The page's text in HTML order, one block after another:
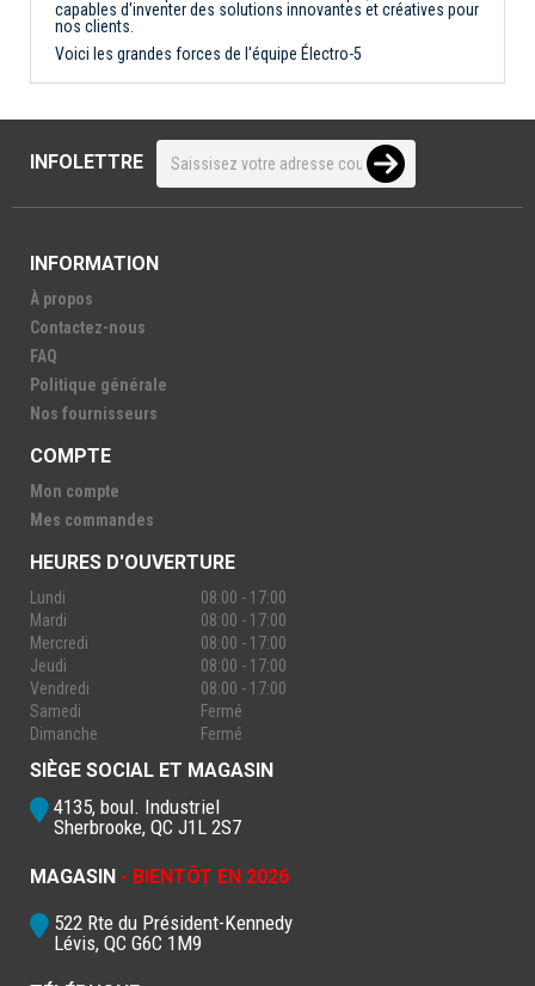
capables d'inventer des solutions innovantes et créatives pour
nos clients.
Voici les grandes forces de l'équipe Électro-5
INFOLETTRE
INFORMATION
À propos
Contactez-nous
FAQ
Politique générale
Nos fournisseurs
COMPTE
Mon compte
Mes commandes
HEURES D'OUVERTURE
Lundi
08:00 - 17:00
Mardi
08:00 - 17:00
Mercredi
08:00 - 17:00
Jeudi
08:00 - 17:00
Vendredi
08:00 - 17:00
Samedi
Fermé
Dimanche
Fermé
SIÈGE SOCIAL ET MAGASIN
4135, boul. Industriel
Sherbrooke, QC J1L 2S7
MAGASIN - BIENTÔT EN 2026
522 Rte du Président-Kennedy
Lévis, QC G6C 1M9